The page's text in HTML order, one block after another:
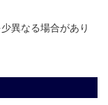
異なる場合があり